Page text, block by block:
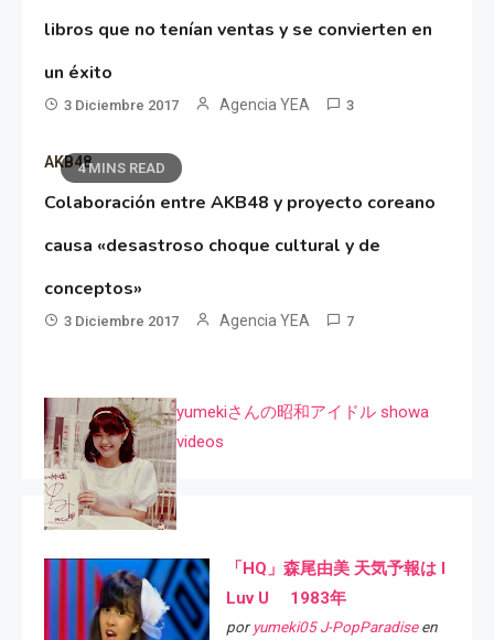
libros que no tenían ventas y se convierten en
un éxito
3 Diciembre 2017 Agencia YEA 3
4 MINS READ
AKB48
Colaboración entre AKB48 y proyecto coreano
causa «desastroso choque cultural y de
conceptos»
3 Diciembre 2017 Agencia YEA 7
yumekiさんの昭和アイドル showa
videos
「HQ」森尾由美 天気予報は I
Luv U 1983年
por yumeki05 J-PopParadiseen